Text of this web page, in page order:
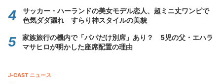
サッカー・ハーランドの美女モデル恋人、超ミニ丈ワンピで
色気ダダ漏れ すらり神スタイルの美貌
家族旅行の機内で「パパだけ別席」あり？ 5児の父・エハラ
マサヒロが明かした座席配置の理由
J-CAST ニュース